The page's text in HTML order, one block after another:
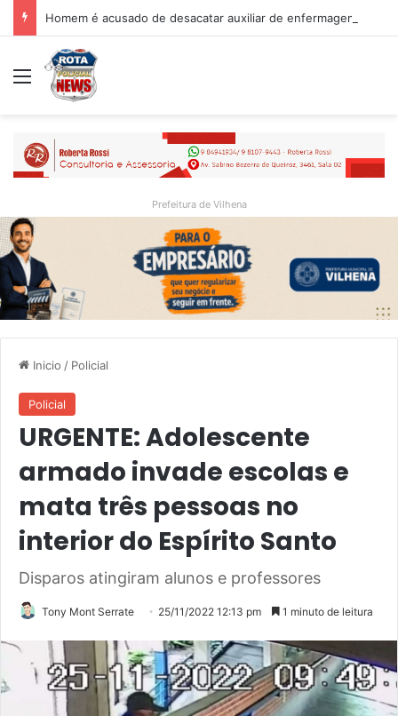
Menu
Prefeitura de Vilhena
Inicio / Policial
Policial
URGENTE: Adolescente
armado invade escolas e
mata três pessoas no
interior do Espírito Santo
Disparos atingiram alunos e professores
Tony Mont Serrate 25/11/2022 12:13 pm 1 minuto de leitura